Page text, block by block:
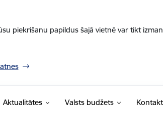
piekrišanu papildus šajā vietnē var tikt
Aktualitātes Valsts budžets